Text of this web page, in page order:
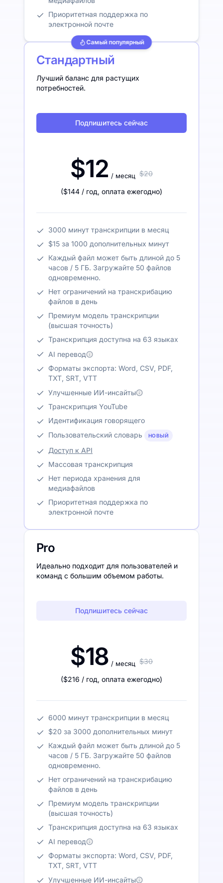
Приоритетная поддержка по
электронной почте
Самый популярный
Стандартный
Лучший баланс для растущих
потребностей.
Подпишитесь сейчас
$12 / месяц $20
($144 / год, оплата ежегодно)
3000 минут транскрипции в месяц
$15 за 1000 дополнительных минут
Каждый файл может быть длиной до 5
часов / 5 ГБ. Загружайте 50 файлов
одновременно.
Нет ограничений на транскрибацию
файлов в день
Премиум модель транскрипции
(высшая точность)
Транскрипция доступна на 63 языках
AI перевод
Форматы экспорта: Word, CSV, PDF,
TXT, SRT, VTT
Улучшенные ИИ-инсайты
Транскрипция YouTube
Идентификация говорящего
Пользовательский словарь
НОВЫЙ
Доступ к API
Массовая транскрипция
Нет периода хранения для
медиафайлов
Приоритетная поддержка по
электронной почте
Pro
Идеально подходит для пользователей и
команд с большим объемом работы.
Подпишитесь сейчас
$18 / месяц $30
($216 / год, оплата ежегодно)
6000 минут транскрипции в месяц
$20 за 3000 дополнительных минут
Каждый файл может быть длиной до 5
часов / 5 ГБ. Загружайте 50 файлов
одновременно.
Нет ограничений на транскрибацию
файлов в день
Премиум модель транскрипции
(высшая точность)
Транскрипция доступна на 63 языках
AI перевод
Форматы экспорта: Word, CSV, PDF,
TXT, SRT, VTT
Улучшенные ИИ-инсайты